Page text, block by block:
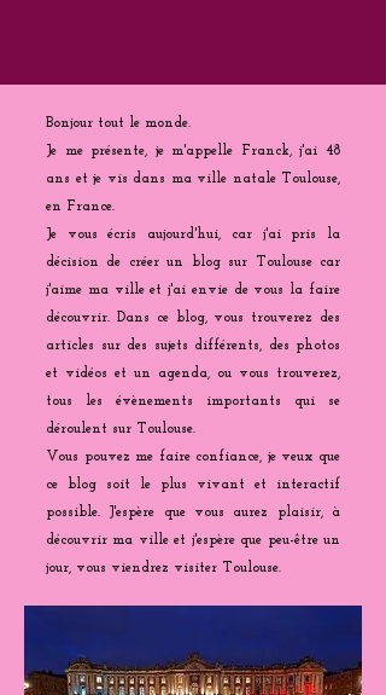
Bonjour tout le monde.
Je me présente, je m'appelle Franck, j'ai 48
ans et je vis dans ma ville natale Toulouse,
en France.
Je vous écris aujourd'hui, car j'ai pris la
décision de créer un blog sur Toulouse car
j'aime ma ville et j'ai envie de vous la faire
découvrir. Dans ce blog, vous trouverez des
articles sur des sujets différents, des photos
et vidéos et un agenda, ou vous trouverez,
tous les évènements importants qui se
déroulent sur Toulouse.
Vous pouvez me faire confiance, je veux que
ce blog soit le plus vivant et interactif
possible. J'espère que vous aurez plaisir, à
découvrir ma ville et j'espère que peu-être un
jour, vous viendrez visiter Toulouse.